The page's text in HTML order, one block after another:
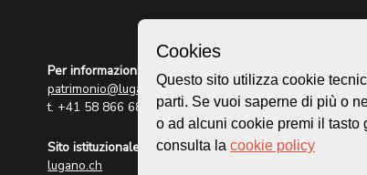
Per informazioni:
patrimonio@lugano.ch
t. +41 58 866 68 50
Sito istituzionale:
lugano.ch
Cookies
Questo sito utilizza cookie
parti. Se vuoi saperne di più o
o ad alcuni cookie premi il tasto
consulta la cookie policy